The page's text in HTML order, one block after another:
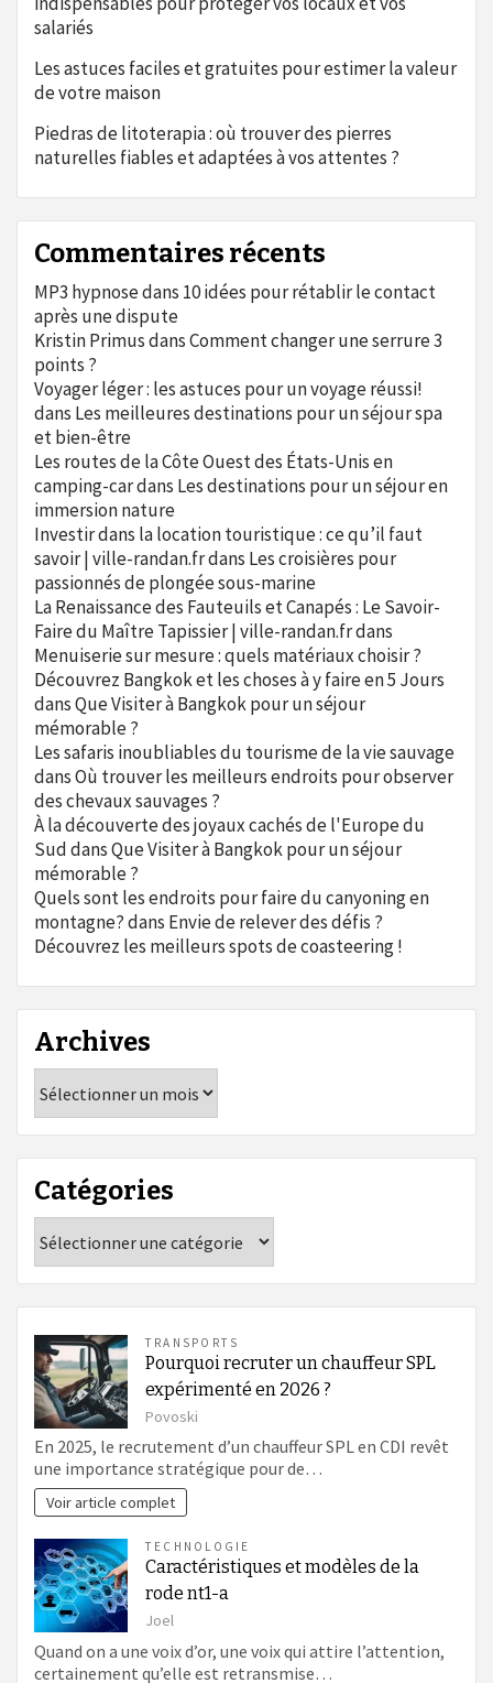
salariés
Les astuces faciles et gratuites pour estimer la valeur
de votre maison
Piedras de litoterapia : où trouver des pierres
naturelles fiables et adaptées à vos attentes ?
Commentaires récents
MP3 hypnosedans 10 idées pour rétablir le contact
après une dispute
Kristin PrimusdansComment changer une serrure 3
points ?
Voyager léger : les astuces pour un voyage réussi!
dans Les meilleures destinations pour un séjour spa
et bien-être
Les routes de la Côte Ouest des États-Unis en
camping-cardans Les destinations pour un séjour en
immersion nature
Investir dans la location touristique : ce qu’il faut
savoir | ville-randan.frdans Les croisières pour
passionnés de plongée sous-marine
La Renaissance des Fauteuils et Canapés : Le Savoir-
Faire du Maître Tapissier | ville-randan.frdans
Menuiserie sur mesure : quels matériaux choisir ?
Découvrez Bangkok et les choses à y faire en 5 Jours
dansQue Visiter à Bangkok pour un séjour
mémorable ?
Les safaris inoubliables du tourisme de la vie sauvage
dansOù trouver les meilleurs endroits pour observer
des chevaux sauvages ?
À la découverte des joyaux cachés de l'Europe du
SuddansQue Visiter à Bangkok pour un séjour
mémorable ?
Quels sont les endroits pour faire du canyoning en
montagne?dans Envie de relever des défis ?
Découvrez les meilleurs spots de coasteering !
Archives
Catégories
TRANSPORTS
Pourquoi recruter un chauffeur SPL
expérimenté en 2026 ?
Povoski
En 2025, le recrutement d’un chauffeur SPL en CDI revêt
une importance stratégique pour de…
Voir article complet
TECHNOLOGIE
Caractéristiques et modèles de la
rode nt1-a
Joel
Quand on a une voix d’or, une voix qui attire l’attention,
certainement qu’elle est retransmise…